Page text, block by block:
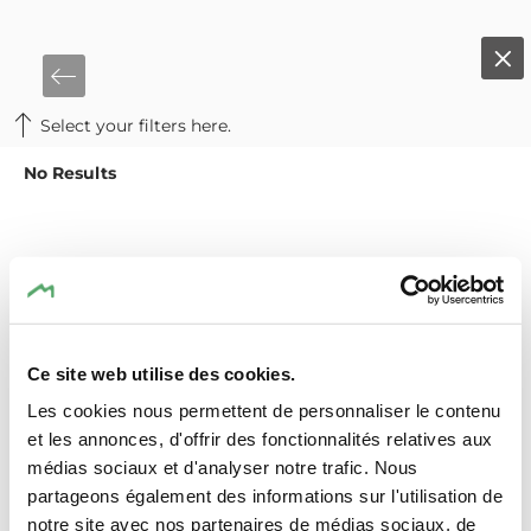
Ce site web utilise des cookies.
Les cookies nous permettent de personnaliser le contenu
et les annonces, d'offrir des fonctionnalités relatives aux
médias sociaux et d'analyser notre trafic. Nous
partageons également des informations sur l'utilisation de
notre site avec nos partenaires de médias sociaux, de
Select your filters here.
No Results